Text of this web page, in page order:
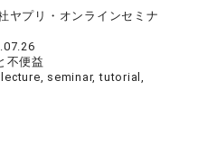
ヤプリ・オンラインセミナ
不便益
seminar, tutorial,